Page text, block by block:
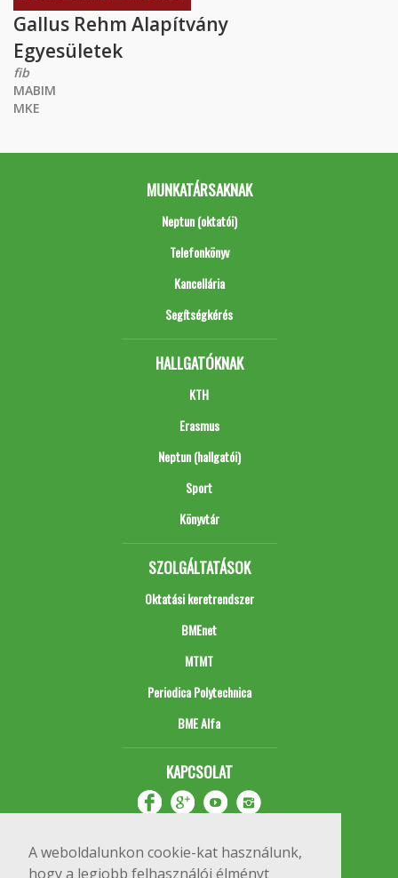
A weboldalunkon cookie-kat használunk,
hogy a legjobb felhasználói élményt
Gallus Rehm Alapítvány
Egyesületek
fib
MABIM
MKE
MUNKATÁRSAKNAK
Neptun (oktatói)
Telefonkönyv
Kancellária
Segítségkérés
HALLGATÓKNAK
KTH
Erasmus
Neptun (hallgatói)
Sport
Könyvtár
SZOLGÁLTATÁSOK
Oktatási keretrendszer
BMEnet
MTMT
Periodica Polytechnica
BME Alfa
KAPCSOLAT